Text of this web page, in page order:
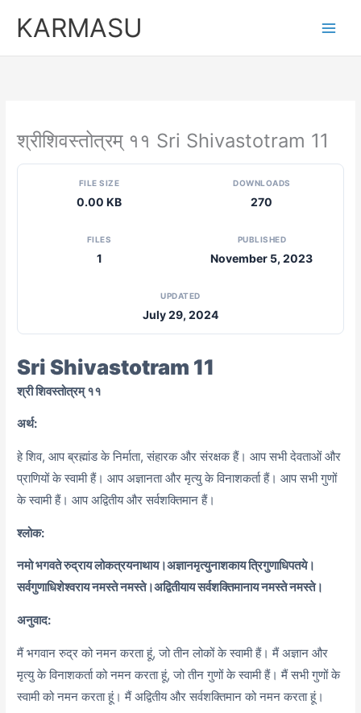
KARMASU
श्रीशिवस्तोत्रम् ११ Sri Shivastotram 11
FILE SIZE
0.00 KB
DOWNLOADS
270
FILES
1
PUBLISHED
November 5, 2023
UPDATED
July 29, 2024
Sri Shivastotram 11
श्री शिवस्तोत्रम् ११
अर्थ:
हे शिव, आप ब्रह्मांड के निर्माता, संहारक और संरक्षक हैं। आप सभी देवताओं और
प्राणियों के स्वामी हैं। आप अज्ञानता और मृत्यु के विनाशकर्ता हैं। आप सभी गुणों
के स्वामी हैं। आप अद्वितीय और सर्वशक्तिमान हैं।
श्लोक:
नमो भगवते रुद्राय लोकत्रयनाथाय।अज्ञानमृत्युनाशकाय त्रिगुणाधिपतये।
सर्वगुणाधिशेश्वराय नमस्ते नमस्ते।अद्वितीयाय सर्वशक्तिमानाय नमस्ते नमस्ते।
अनुवाद:
मैं भगवान रुद्र को नमन करता हूं, जो तीन लोकों के स्वामी हैं। मैं अज्ञान और
मृत्यु के विनाशकर्ता को नमन करता हूं, जो तीन गुणों के स्वामी हैं। मैं सभी गुणों के
स्वामी को नमन करता हूं। मैं अद्वितीय और सर्वशक्तिमान को नमन करता हूं।